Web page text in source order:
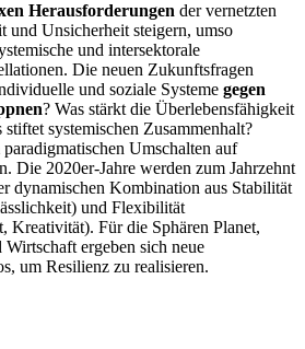
Herausforderungen der vernetzten
und Unsicherheit steigern, umso
und intersektorale
Die neuen Zukunftsfragen
und soziale Systeme gegen
? Was stärkt die Überlebensfähigkeit
systemischen Zusammenhalt?
Umschalten auf
Die 2020er-Jahre werden zum Jahrzehnt
dynamischen Kombination aus Stabilität
und Flexibilität
Kreativität). Für die Sphären Planet,
ergeben sich neue
um Resilienz zu realisieren.